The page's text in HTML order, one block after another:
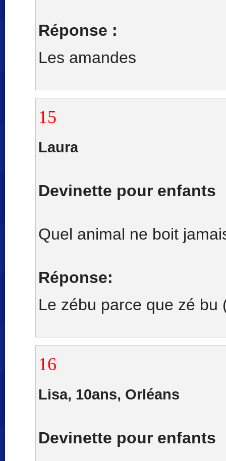
Réponse :
Les amandes
15
Laura
Devinette pour enfants
Quel animal ne boit
Réponse:
Le zébu parce que zé bu
16
Lisa, 10ans, Orléans
Devinette pour enfants